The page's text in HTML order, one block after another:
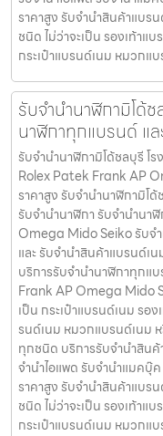
ราคาสูง รับจำนำสินค้าแบร
ชนิด ไม่ว่าจะเป็น รองเท้าแ
กระเป๋าแบรนด์เนม หมวกแ
รับจำนำนาฬิกามิโด้
นาฬิกาทุกแบรนด์ แ
รับจำนำนาฬิกามิโด้ชลบุรี โ
Rolex Patek Frank AP
ราคาสูง รับจำนำนาฬิกามิโ
รับจำนำนาฬิกา รับจำนำน
Omega Mido Seiko รับจ
และ รับจำนำสินค้าแบรนด์เ
บริการรับจำนำนาฬิกาทุกแ
Frank AP Omega Mido
เป็น กระเป๋าแบรนด์เนม รอ
รนด์เนม หมวกแบรนด์เนม
ทุกชนิด บริการรับจำนำสินค้
จำนำไอแพด รับจำนำแมคบุ๊
ราคาสูง รับจำนำสินค้าแบร
ชนิด ไม่ว่าจะเป็น รองเท้าแ
กระเป๋าแบรนด์เนม หมวกแ